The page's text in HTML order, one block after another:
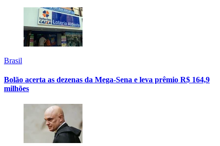
Brasil
Bolão acerta as dezenas da Mega-Sena e leva prêmio R$ 164,9
milhões